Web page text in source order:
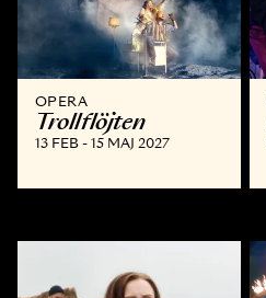
OPERA
Trollflöjten
13 FEB - 15 MAJ 2027